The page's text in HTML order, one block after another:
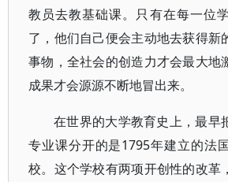
教员去教基础课。只有在每一位
了，他们自己便会主动地去获得新
事物，全社会的创造力才会最大地
成果才会源源不断地冒出来。
在世界的大学教育史上，最早
专业课分开的是1795年建立的法
校。这个学校有两项开创性的改革